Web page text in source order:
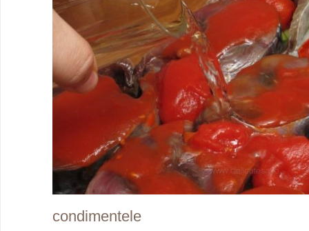
condimentele